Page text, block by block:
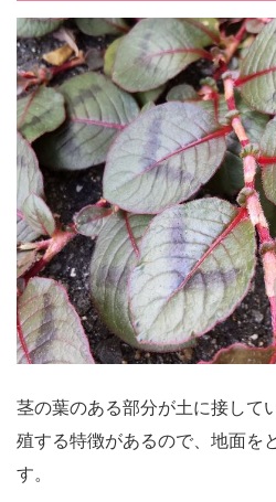
茎の葉のある部分が土に接して
殖する特徴があるので、地面を
す。